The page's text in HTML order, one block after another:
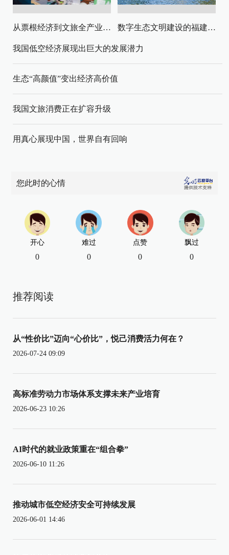
从票根经济到文旅全产业链升级 数字生态文明建设的福建路径与启示
我国低空经济展现出巨大的发展潜力
生态“高颜值”变出经济高价值
我国文旅消费正在扩容升级
用真心展现中国，世界自有回响
您此时的心情
开心
0
难过
0
点赞
0
飘过
0
推荐阅读
从“性价比”迈向“心价比”，悦己消费活力何在？
2026-07-24 09:09
高标准劳动力市场体系支撑未来产业培育
2026-06-23 10:26
AI时代的就业政策重在“组合拳”
2026-06-10 11:26
推动城市低空经济安全可持续发展
2026-06-01 14:46